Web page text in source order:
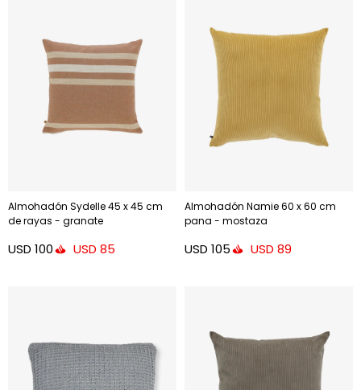
Almohadón Sydelle 45 x 45 cm
de rayas - granate
USD 100 USD 85
Almohadón Namie 60 x 60 cm
pana - mostaza
USD 105 USD 89